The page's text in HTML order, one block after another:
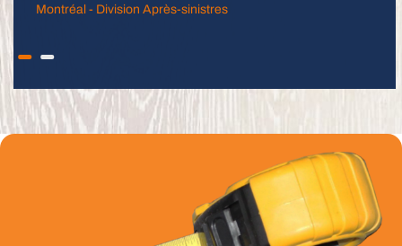
Montréal - Division Après-sinistres